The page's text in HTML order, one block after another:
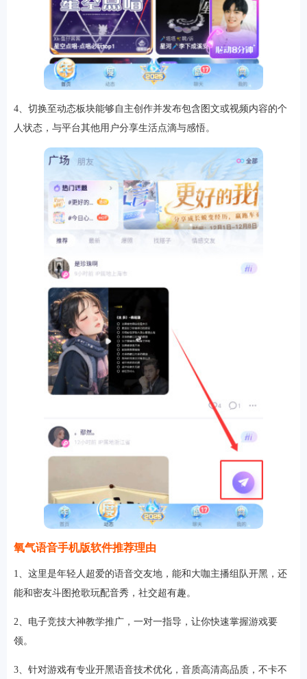
4、切换至动态板块能够自主创作并发布包含图文或视频内容的个
人状态，与平台其他用户分享生活点滴与感悟。
氧气语音手机版软件推荐理由
1、这里是年轻人超爱的语音交友地，能和大咖主播组队开黑，还
能和密友斗图抢歌玩配音秀，社交超有趣。
2、电子竞技大神教学推广，一对一指导，让你快速掌握游戏要
领。
3、针对游戏有专业开黑语音技术优化，音质高清高品质，不卡不